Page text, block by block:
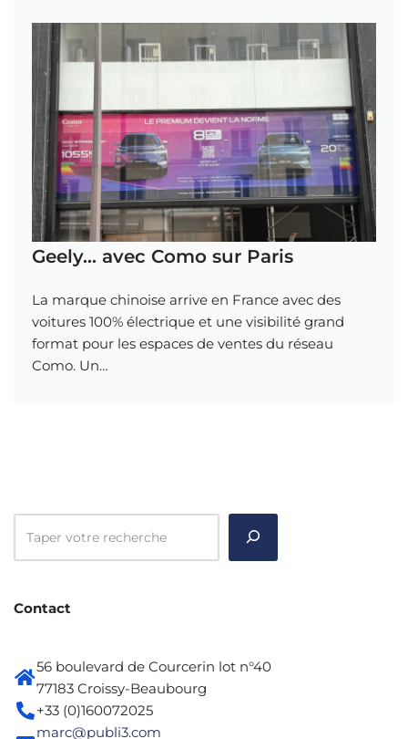
Geely… avec Como sur Paris
La marque chinoise arrive en France avec des
voitures 100% électrique et une visibilité grand
format pour les espaces de ventes du réseau
Como. Un…
Contact
56 boulevard de Courcerin lot n°40
77183 Croissy-Beaubourg
+33 (0)160072025
marc@publi3.com